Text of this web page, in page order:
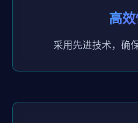
高
采用先进技术，确